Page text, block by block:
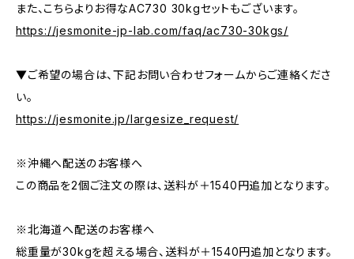
また、こちらよりお得なAC730 30kgセットもございます。
https://jesmonite-jp-lab.com/faq/ac730-30kgs/
▼ご希望の場合は、下記お問い合わせフォームからご連絡くださ
い。
https://jesmonite.jp/largesize_request/
※沖縄へ配送のお客様へ
この商品を2個ご注文の際は、送料が＋1540円追加となります。
※北海道へ配送のお客様へ
総重量が30kgを超える場合、送料が＋1540円追加となります。